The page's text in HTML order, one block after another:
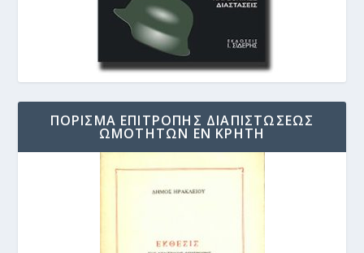
ΠΟΡΙΣΜΑ ΕΠΙΤΡΟΠΗΣ ΔΙΑΠΙΣΤΩΣΕΩΣ
ΩΜΟΤΗΤΩΝ ΕΝ ΚΡΗΤΗ